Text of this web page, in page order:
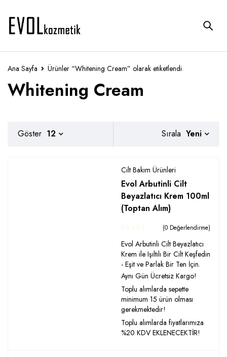
Ana Sayfa Ürünler “Whitening Cream” olarak etiketlendi
Whitening Cream
Sırala Yeni
Göster 12
Cilt Bakım Ürünleri
Evol Arbutinli Cilt
Beyazlatıcı Krem 100ml
(Toptan Alım)
(0 Değerlendirme)
Evol Arbutinli Cilt Beyazlatıcı
Krem ile Işıltılı Bir Cilt Keşfedin
- Eşit ve Parlak Bir Ten İçin.
Aynı Gün Ücretsiz Kargo!
Toplu alımlarda sepette
minimum 15 ürün olması
gerekmektedir!
Toplu alımlarda fiyatlarımıza
%20 KDV EKLENECEKTİR!